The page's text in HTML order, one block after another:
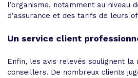
l’organisme, notamment au niveau
d’assurance et des tarifs de leurs
Un service client
Enfin, les avis relevés soulignent la
conseillers. De nombreux clients